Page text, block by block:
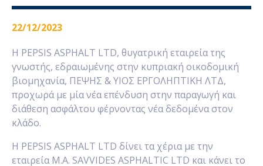
22/12/2023
Η PEPSIS ASPHALT LTD, θυγατρική εταιρεία της
γνωστής, εδραιωμένης στην κυπριακή οικοδομική
βιομηχανία, ΠΕΨΗΣ & ΥΙΟΣ ΕΡΓΟΛΗΠΤΙΚΗ ΛΤΔ,
προχωρά με μία νέα επένδυση στην παραγωγή και
διάθεση ασφάλτου φέρνοντας νέα δεδομένα στον
κλάδο.
Η PEPSIS ASPHALT LTD δίνει τα χέρια με την
εταιρεία M.A. SAVVIDES ASPHALTIC LTD και κάνει το